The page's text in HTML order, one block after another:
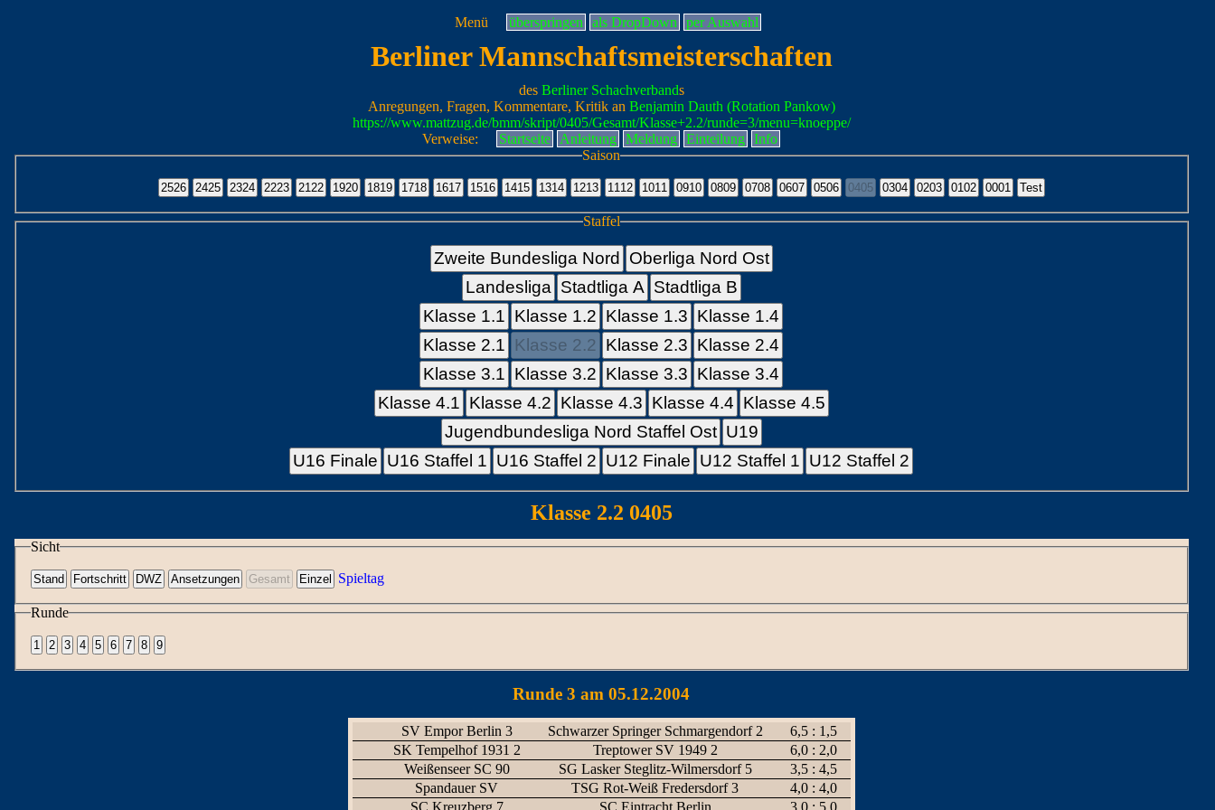
Menü überspringen als DropDown per Auswahl
Berliner Mannschaftsmeisterschaften
des Berliner Schachverbands
Anregungen, Fragen, Kommentare, Kritik an Benjamin Dauth (Rotation Pankow)
https://www.mattzug.de/bmm/skript/0405/Gesamt/Klasse+2.2/runde=3/menu=knoeppe/
Verweise:
Startseite Anleitung Meldung Einteilung
Info
Saison
Staffel
Zweite Bundesliga Nord
Oberliga Nord Ost
Landesliga Stadtliga A Stadtliga B
Klasse 1.1 Klasse 1.2 Klasse 1.3 Klasse 1.4
Klasse 2.1
Klasse 2.2 Klasse 2.3 Klasse 2.4
Klasse 3.1 Klasse 3.2 Klasse 3.3 Klasse 3.4
Klasse 4.1 Klasse 4.2 Klasse 4.3 Klasse 4.4 Klasse 4.5
Jugendbundesliga Nord Staffel Ost U19
U16 Finale U16 Staffel 1 U16 Staffel 2 U12 Finale U12 Staffel 1 U12 Staffel 2
Klasse 2.2 0405
Sicht
Spieltag
Runde
Runde 3 am 05.12.2004
SV Empor Berlin 3 Schwarzer Springer Schmargendorf 2
6,5 : 1,5
SK Tempelhof 1931 2
Treptower SV 1949 2
6,0 : 2,0
Weißenseer SC 90
SG Lasker Steglitz-Wilmersdorf 5
3,5 : 4,5
Spandauer SV
TSG Rot-Weiß Fredersdorf 3
4,0 : 4,0
SC Kreuzberg 7
SC Eintracht Berlin 3,0 : 5,0